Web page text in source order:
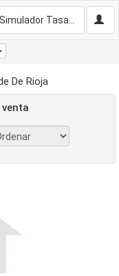
De Rioja